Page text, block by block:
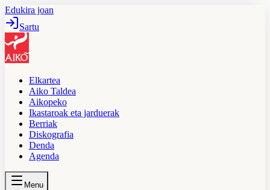
Edukira joan
Sartu
Elkartea
Aiko Taldea
Aikopeko
Ikastaroak eta jarduerak
Berriak
Diskografia
Denda
Agenda
Menu